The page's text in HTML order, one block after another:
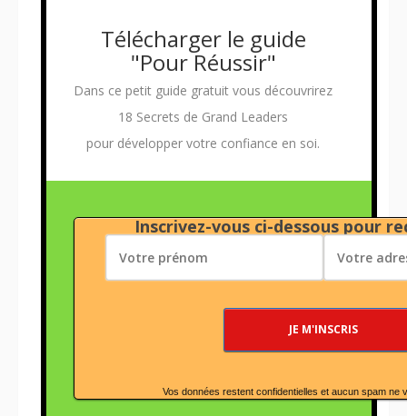
Télécharger le guide
"Pour Réussir"
Dans ce petit guide gratuit vous découvrirez
18 Secrets de Grand Leaders
pour développer votre confiance en soi.
Inscrivez-vous ci-dessous pour
Vos données restent confidentielles et aucun spam ne